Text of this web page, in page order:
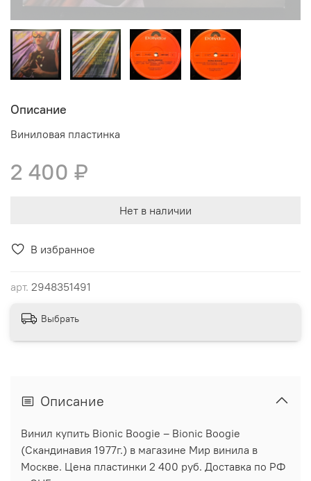
В избранное
арт. 2948351491
Описание
Виниловая пластинка
2 400 ₽
Нет в наличии
Выбрать
Описание
Винил купить Bionic Boogie ‎– Bionic Boogie
(Скандинавия 1977г.) в магазине Мир винила в
Москве. Цена пластинки 2 400 руб. Доставка по РФ